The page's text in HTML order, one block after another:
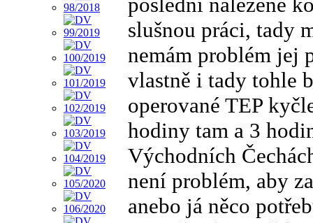
slušnou práci, tady
nemám problém jej
vlastně i tady tohle
operované TEP
hodiny tam a 3
Východních
není problém, aby
anebo já něco